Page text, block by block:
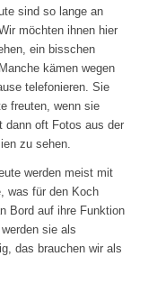
sind so lange an
möchten ihnen hier
ein bisschen
kämen wegen
telefonieren. Sie
freuten, wenn sie
dann oft Fotos aus der
zu sehen.
werden meist mit
was für den Koch
Bord auf ihre Funktion
sie als
das brauchen wir als